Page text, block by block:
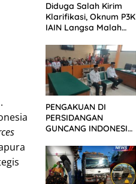
Diduga Salah Kirim
Klarifikasi, Oknum P3K
IAIN Langsa Malah
Dewan Pers
PENGAKUAN DI
PERSIDANGAN
GUNCANG INDONESIA!
DITUNDA, KELUARGA
KORBAN MENGAMUK
DI PN MALANG